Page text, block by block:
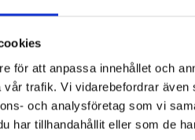
för att anpassa innehållet och
trafik. Vi vidarebefordrar
och analysföretag som vi
har tillhandahållit eller som de
UVC129496